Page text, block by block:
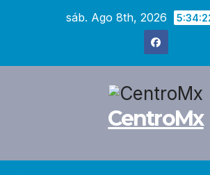
sáb. Ago 8th, 2026
CentroMx